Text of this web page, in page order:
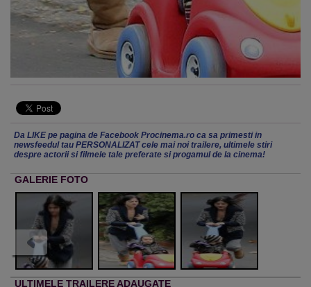
Da LIKE pe pagina de Facebook Procinema.ro ca sa primesti in
newsfeedul tau PERSONALIZAT cele mai noi trailere, ultimele stiri
despre actorii si filmele tale preferate si progamul de la cinema!
GALERIE FOTO
ULTIMELE TRAILERE ADAUGATE